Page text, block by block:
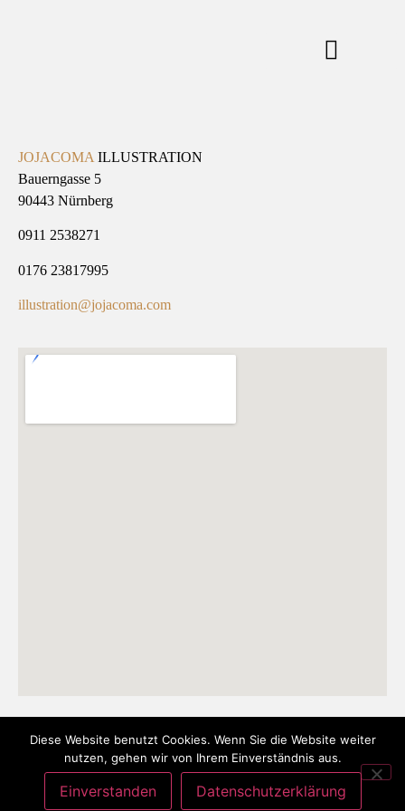
JOJACOMA ILLUSTRATION
Bauerngasse 5
90443 Nürnberg
0911 2538271
0176 23817995
illustration@jojacoma.com
datenschutzerklärung impressum
Diese Website benutzt Cookies. Wenn Sie die Website weiter
nutzen, gehen wir von Ihrem Einverständnis aus.
Einverstanden Datenschutzerklärung